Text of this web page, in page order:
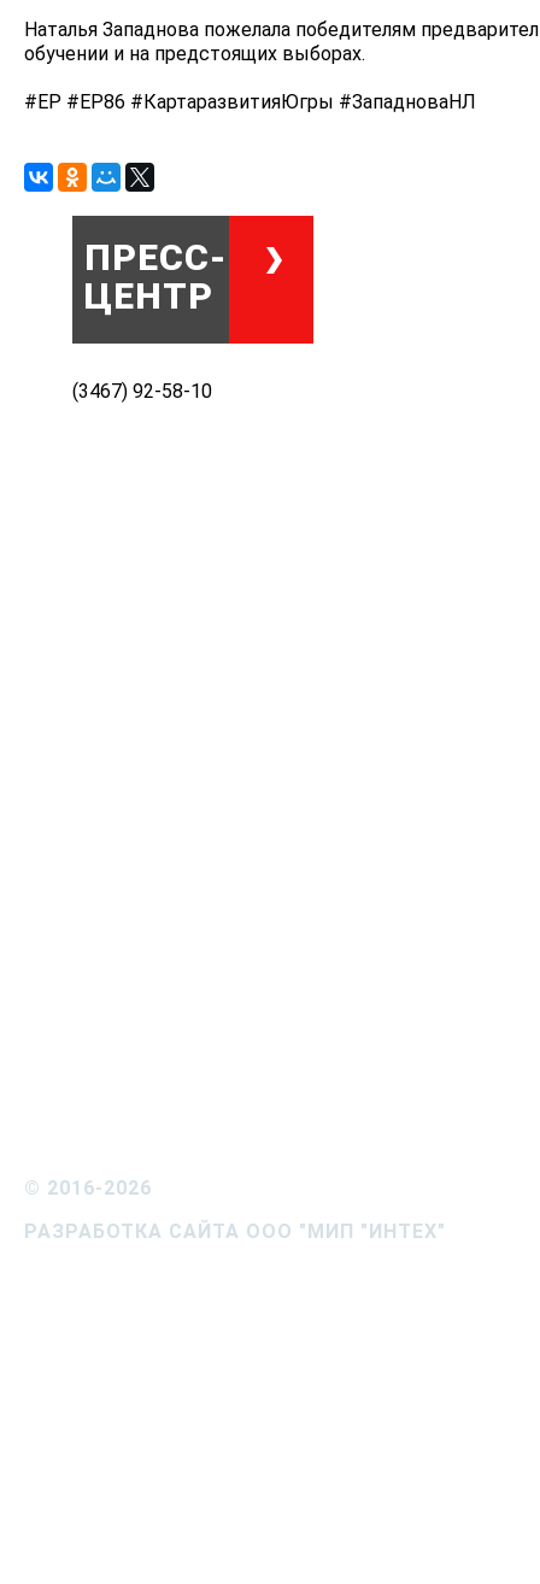
Наталья Западнова пожелала победителям
обучении и на предстоящих выборах.
#ЕР #ЕР86 #КартаразвитияЮгры #ЗападноваНЛ
ПРЕСС-
ЦЕНТР
(3467) 92-58-10
© 2016-2026
РАЗРАБОТКА САЙТА ООО "МИП "ИНТЕХ"